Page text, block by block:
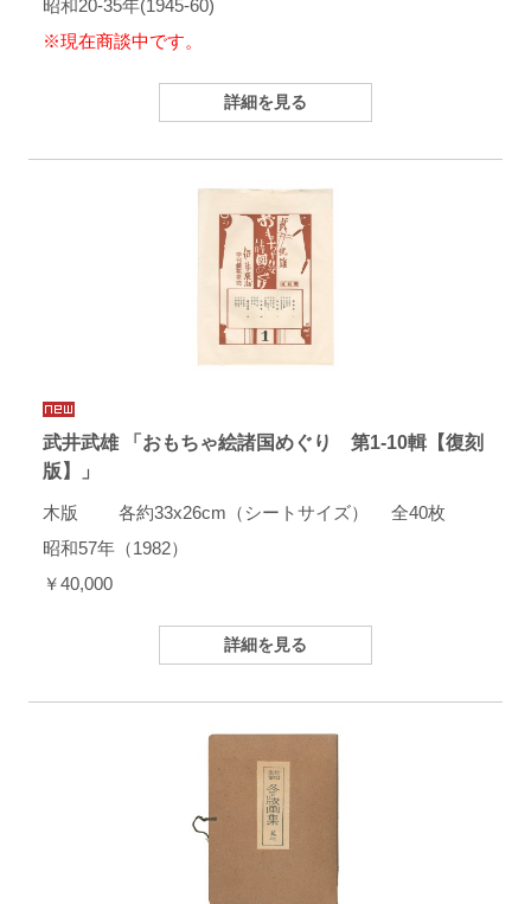
昭和20-35年(1945-60)
※現在商談中です。
詳細を見る
武井武雄 「おもちゃ絵諸国めぐり 第1-10輯【復刻
版】」
木版 各約33x26cm（シートサイズ） 全40枚
昭和57年（1982）
￥40,000
詳細を見る